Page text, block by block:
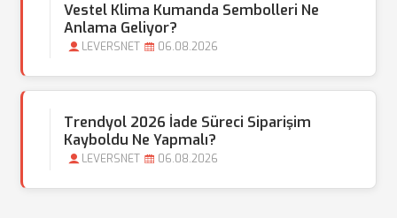
Vestel Klima Kumanda Sembolleri Ne
Anlama Geliyor?
LEVERSNET 06.08.2026
Trendyol 2026 İade Süreci Siparişim
Kayboldu Ne Yapmalı?
LEVERSNET 06.08.2026